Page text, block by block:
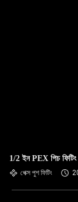
1/2 ইন PEX পিচ ফিটিং
পেক্স পুশ ফিটিং